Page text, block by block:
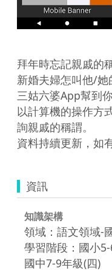
拜年時忘記親戚的
新婚夫婦怎叫他/她
三姑六婆App幫到你
以計算機的操作方
詢親戚的稱謂。
資料持續更新，如
資訊
知識架構
領域：語文領域-
學習階段：國小
國中7-9年級(四)